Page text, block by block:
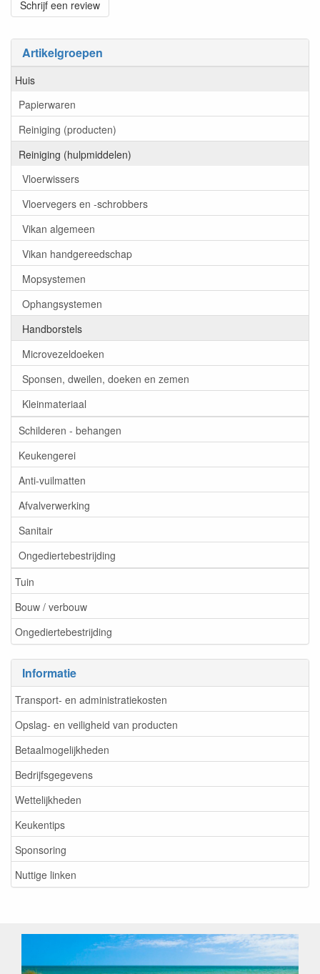
Artikelgroepen
Huis
Papierwaren
Reiniging (producten)
Reiniging (hulpmiddelen)
Vloerwissers
Vloervegers en -schrobbers
Vikan algemeen
Vikan handgereedschap
Mopsystemen
Ophangsystemen
Handborstels
Microvezeldoeken
Sponsen, dweilen, doeken en zemen
Kleinmateriaal
Schilderen - behangen
Keukengerei
Anti-vuilmatten
Afvalverwerking
Sanitair
Ongediertebestrijding
Tuin
Bouw / verbouw
Ongediertebestrijding
Informatie
Transport- en administratiekosten
Opslag- en veiligheid van producten
Betaalmogelijkheden
Bedrijfsgegevens
Wettelijkheden
Keukentips
Sponsoring
Nuttige linken
Schrijf een review